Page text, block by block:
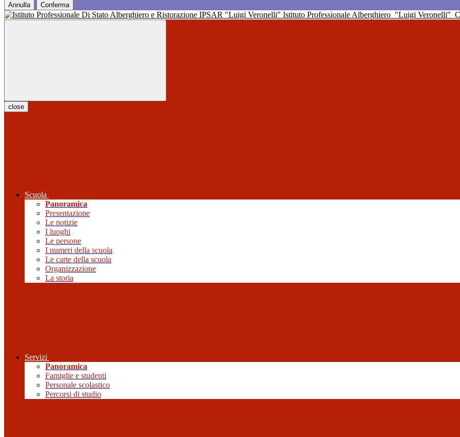
Annulla Conferma
Istituto Professionale Alberghiero "Luigi Veronelli"
close
Scuola
Panoramica
Presentazione
Le notizie
I luoghi
Le persone
I numeri della scuola
Le carte della scuola
Organizzazione
La storia
Servizi
Panoramica
Famiglie e studenti
Personale scolastico
Percorsi di studio